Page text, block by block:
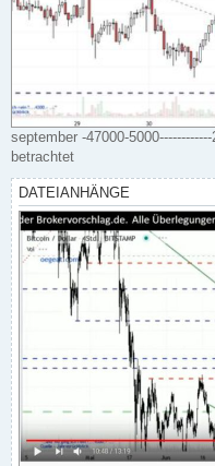
september -47000-
betrachtet
DATEIANHÄNGE